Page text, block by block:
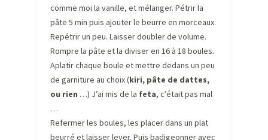
comme moi la vanille, et mélanger. Pétrir la
pâte 5 min puis ajouter le beurre en morceaux.
Repétrir un peu. Laisser doubler de volume.
Rompre la pâte et la diviser en 16 à 18 boules.
Aplatir chaque boule et mettre dedans un peu
de garniture au choix (kiri, pâte de dattes,
ou rien …) J’ai mis de la feta, c’était pas mal
…
Refermer les boules, les placer dans un plat
beurré et laisser lever. Puis badigeonner avec